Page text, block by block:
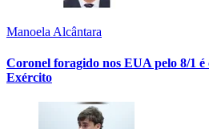
Manoela Alcântara
Coronel foragido nos EUA pelo 8/1
Exército